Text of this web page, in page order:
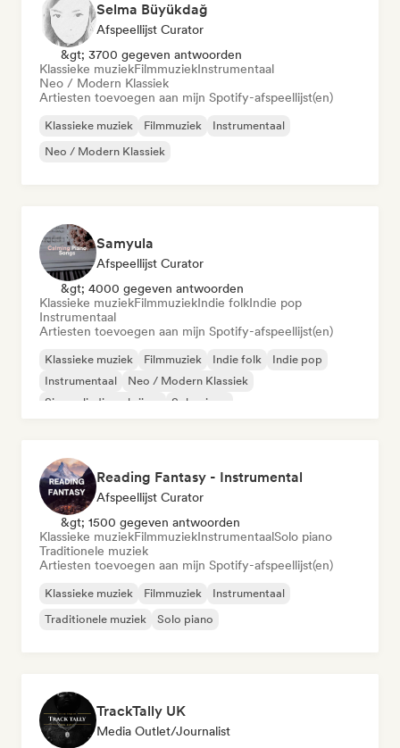
Selma Büyükdağ
Afspeellijst Curator
&gt; 3700 gegeven antwoorden
Klassieke muziekFilmmuziekInstrumentaal
Neo / Modern Klassiek
Artiesten toevoegen aan mijn Spotify-afspeellijst(en)
Klassieke muziek Filmmuziek
Instrumentaal
Neo / Modern Klassiek
Samyula
Afspeellijst Curator
&gt; 4000 gegeven antwoorden
Klassieke muziekFilmmuziekIndie folkIndie pop
Instrumentaal
Artiesten toevoegen aan mijn Spotify-afspeellijst(en)
Klassieke muziek Filmmuziek Indie folk
Indie pop
Instrumentaal
Neo / Modern Klassiek
Singer-liedjesschrijver
Solo piano
Reading Fantasy - Instrumental
Afspeellijst Curator
&gt; 1500 gegeven antwoorden
Klassieke muziekFilmmuziekInstrumentaalSolo piano
Traditionele muziek
Artiesten toevoegen aan mijn Spotify-afspeellijst(en)
Klassieke muziek Filmmuziek
Instrumentaal
Traditionele muziek
Solo piano
TrackTally UK
Media Outlet/Journalist